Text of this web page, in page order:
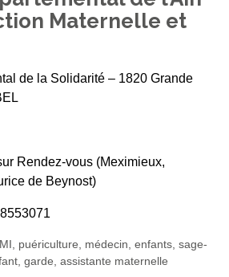
Maternelle et
de la Solidarité – 1820 Grande
Rendez-vous (Meximieux,
de Beynost)
puériculture, médecin, enfants, sage-
garde, assistante maternelle